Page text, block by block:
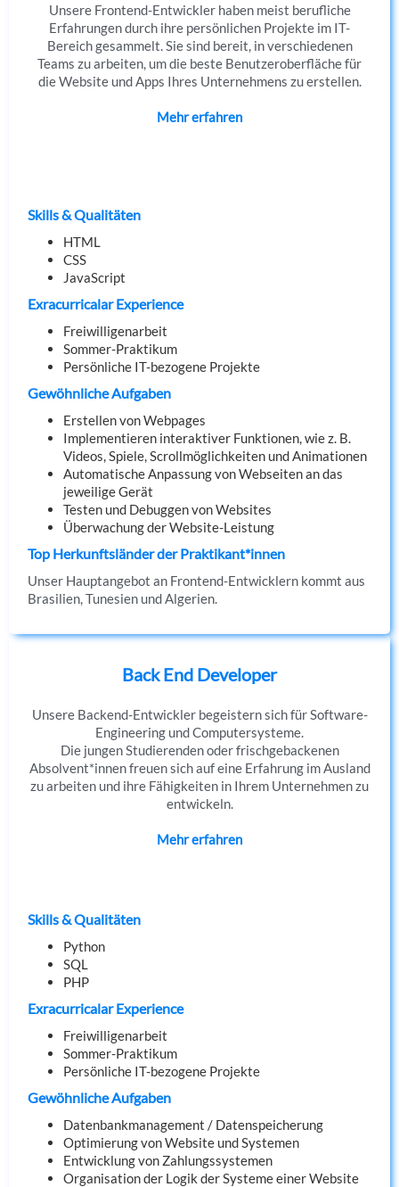
Unsere Frontend-Entwickler haben meist berufliche
Erfahrungen durch ihre persönlichen Projekte im IT-
Bereich gesammelt. Sie sind bereit, in verschiedenen
Teams zu arbeiten, um die beste Benutzeroberfläche für
die Website und Apps Ihres Unternehmens zu erstellen.
Mehr erfahren
Skills & Qualitäten
HTML
CSS
JavaScript
Exracurricalar Experience
Freiwilligenarbeit
Sommer-Praktikum
Persönliche IT-bezogene Projekte
Gewöhnliche Aufgaben
Erstellen von Webpages
Implementieren interaktiver Funktionen, wie z. B.
Videos, Spiele, Scrollmöglichkeiten und Animationen
Automatische Anpassung von Webseiten an das
jeweilige Gerät
Testen und Debuggen von Websites
Überwachung der Website-Leistung
Top Herkunftsländer der Praktikant*innen
Unser Hauptangebot an Frontend-Entwicklern kommt aus
Brasilien, Tunesien und Algerien.
Back End Developer
Unsere Backend-Entwickler begeistern sich für Software-
Engineering und Computersysteme.
Die jungen Studierenden oder frischgebackenen
Absolvent*innen freuen sich auf eine Erfahrung im Ausland
zu arbeiten und ihre Fähigkeiten in Ihrem Unternehmen zu
entwickeln.
Mehr erfahren
Skills & Qualitäten
Python
SQL
PHP
Exracurricalar Experience
Freiwilligenarbeit
Sommer-Praktikum
Persönliche IT-bezogene Projekte
Gewöhnliche Aufgaben
Datenbankmanagement / Datenspeicherung
Optimierung von Website und Systemen
Entwicklung von Zahlungssystemen
Organisation der Logik der Systeme einer Website